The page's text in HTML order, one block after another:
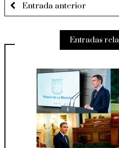
Entrada anterior
Entradas